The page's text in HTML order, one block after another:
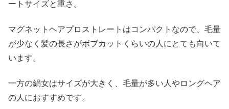
ートサイズと重さ。
マグネットヘアプロストレートはコンパクトなので、毛量
が少なく髪の長さがボブカットくらいの人にとても向いて
います。
一方の絹女はサイズが大きく、毛量が多い人やロングヘア
の人におすすめです。